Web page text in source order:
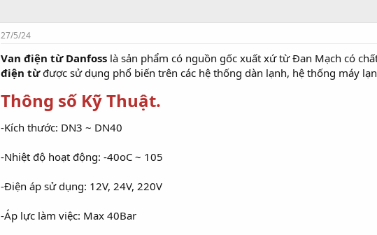
27/5/24
Van điện từ Danfoss là sản phẩm có nguồn gốc xuất xứ từ Đan Mạch có
điện từđược sử dụng phổ biến trên các hệ thống dàn lạnh, hệ thống máy
Thông số Kỹ Thuật.
-Kích thước: DN3 ~ DN40
-Nhiệt độ hoạt động: -40oC ~ 105
-Điện áp sử dụng: 12V, 24V, 220V
-Áp lực làm việc: Max 40Bar